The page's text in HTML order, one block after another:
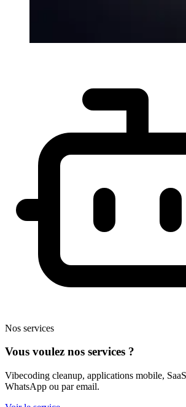
Nos services
Vous voulez nos services ?
Vibecoding cleanup, applications mobile,
WhatsApp ou par email.